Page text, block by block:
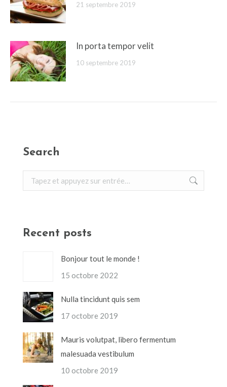
21 septembre 2019
In porta tempor velit
10 septembre 2019
Search
Recherche
:
Recent posts
Bonjour tout le monde !
15 octobre 2022
Nulla tincidunt quis sem
17 octobre 2019
Mauris volutpat, libero fermentum
malesuada vestibulum
10 octobre 2019